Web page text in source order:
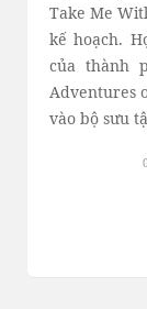
Take Me
kế hoạch.
của thành
Adventures
vào bộ sưu